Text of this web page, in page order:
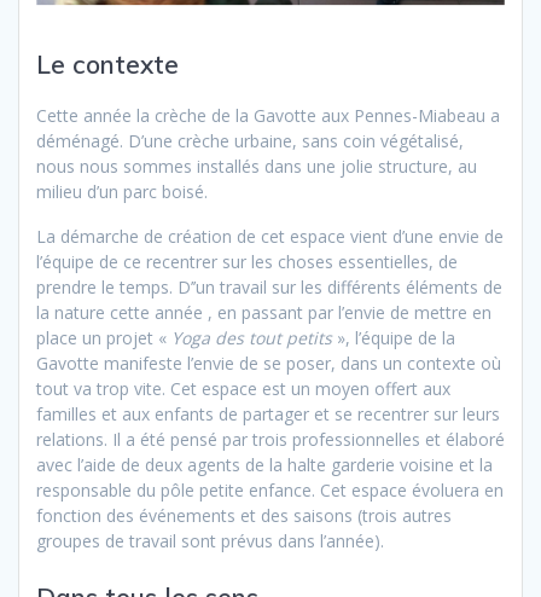
Le contexte
Cette année la crèche de la Gavotte aux Pennes-Miabeau a
déménagé. D’une crèche urbaine, sans coin végétalisé,
nous nous sommes installés dans une jolie structure, au
milieu d’un parc boisé.
La démarche de création de cet espace vient d’une envie de
l’équipe de ce recentrer sur les choses essentielles, de
prendre le temps. D’’un travail sur les différents éléments de
la nature cette année , en passant par l’envie de mettre en
place un projet « Yoga des tout petits», l’équipe de la
Gavotte manifeste l’envie de se poser, dans un contexte où
tout va trop vite. Cet espace est un moyen offert aux
familles et aux enfants de partager et se recentrer sur leurs
relations. Il a été pensé par trois professionnelles et élaboré
avec l’aide de deux agents de la halte garderie voisine et la
responsable du pôle petite enfance. Cet espace évoluera en
fonction des événements et des saisons (trois autres
groupes de travail sont prévus dans l’année).